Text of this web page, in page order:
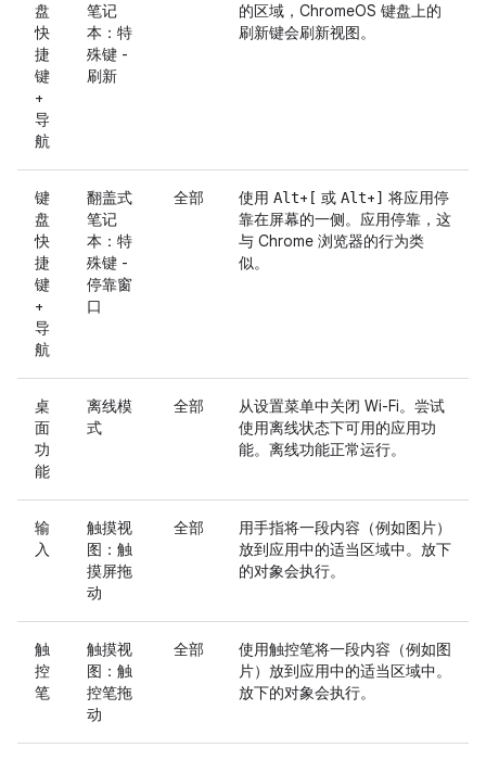
盘
快
捷
键
+
导
航
笔记
本：特
殊键 -
刷新
的区域，ChromeOS 键盘上的
刷新键会刷新视图。
键
盘
快
捷
键
+
导
航
翻盖式
笔记
本：特
殊键 -
停靠窗
口
全部 使用 Alt+ [ 或 Alt+] 将应用停
靠在屏幕的一侧。应用停靠，这
与 Chrome 浏览器的行为类
似。
桌
面
功
能
离线模
式
全部
从设置菜单中关闭 Wi-Fi。尝试
使用离线状态下可用的应用功
能。离线功能正常运行。
输
入
触摸视
图：触
摸屏拖
动
全部
用手指将一段内容（例如图片）
放到应用中的适当区域中。放下
的对象会执行。
触
控
笔
触摸视
图：触
控笔拖
动
全部
使用触控笔将一段内容（例如图
片）放到应用中的适当区域中。
放下的对象会执行。